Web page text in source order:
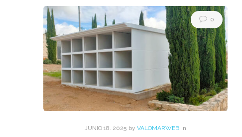
0
JUNIO 18. 2025 by VALOMARWEB in